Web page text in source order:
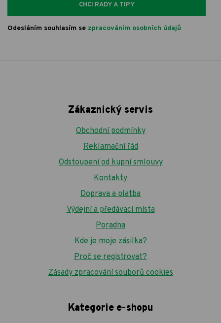
CHCI RADY A TIPY
Odesláním souhlasím se zpracováním osobních údajů
Zákaznický servis
Obchodní podmínky
Reklamační řád
Odstoupení od kupní smlouvy
Kontakty
Doprava a platba
Výdejní a předávací místa
Poradna
Kde je moje zásilka?
Proč se registrovat?
Zásady zpracování souborů cookies
Kategorie e-shopu